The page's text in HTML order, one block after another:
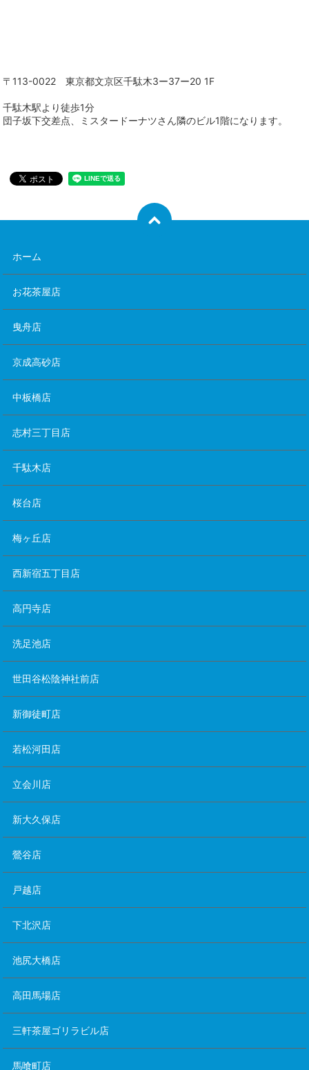
〒113-0022 東京都文京区千駄木3ー37ー20 1F
千駄木駅より徒歩1分
団子坂下交差点、ミスタードーナツさん隣のビル1階になります。
ホーム
お花茶屋店
曳舟店
京成高砂店
中板橋店
志村三丁目店
千駄木店
桜台店
梅ヶ丘店
西新宿五丁目店
高円寺店
洗足池店
世田谷松陰神社前店
新御徒町店
若松河田店
立会川店
新大久保店
鶯谷店
戸越店
下北沢店
池尻大橋店
高田馬場店
三軒茶屋ゴリラビル店
馬喰町店